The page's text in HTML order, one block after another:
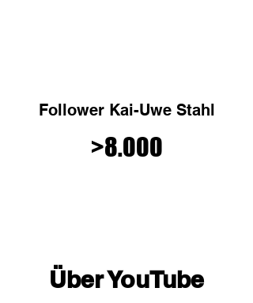
Follower Kai-Uwe Stahl
>8.000
Über YouTube